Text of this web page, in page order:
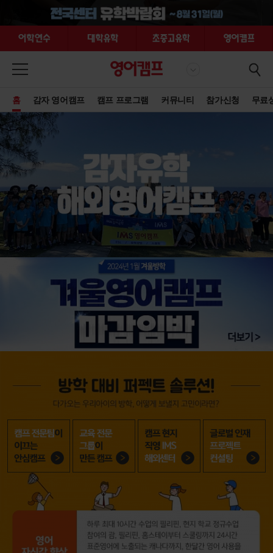
홈 감자 영어캠프 캠프 프로그램 커뮤니티 참가신청 무료